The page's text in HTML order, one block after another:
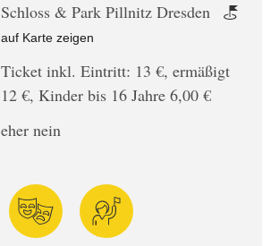
Schloss & Park Pillnitz Dresden
auf Karte zeigen
Ticket inkl. Eintritt: 13 €, ermäßigt
12 €, Kinder bis 16 Jahre 6,00 €
eher nein